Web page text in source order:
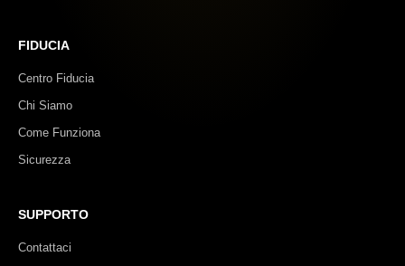
FIDUCIA
Centro Fiducia
Chi Siamo
Come Funziona
Sicurezza
SUPPORTO
Contattaci